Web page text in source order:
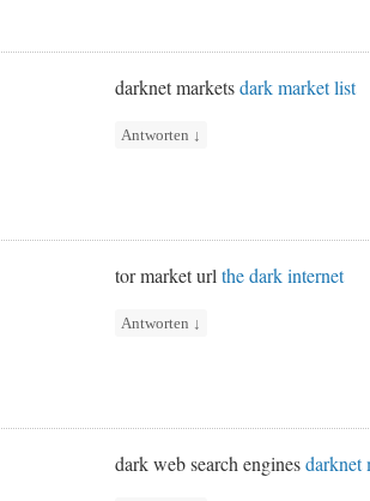
darknet marketsdark market list
Antworten ↓
tor market urlthe dark internet
Antworten ↓
dark web search enginesdarknet